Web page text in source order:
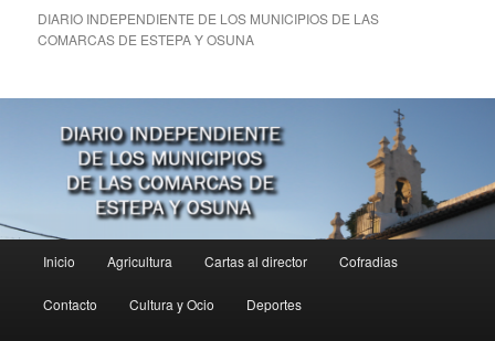
DIARIO INDEPENDIENTE DE LOS MUNICIPIOS DE LAS
COMARCAS DE ESTEPA Y OSUNA
principal
Inicio Agricultura Cartas al director Cofradias
Contacto Cultura y Ocio Deportes